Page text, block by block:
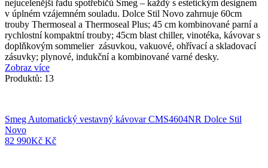
nejucelenější řadu spotřebičů Smeg – každý s estetickým designem
v úplném vzájemném souladu. Dolce Stil Novo zahrnuje 60cm
trouby Thermoseal a Thermoseal Plus; 45 cm kombinované parní a
rychlostní kompaktní trouby; 45cm blast chiller, vinotéka, kávovar s
doplňkovým sommelier zásuvkou, vakuové, ohřívací a skladovací
zásuvky; plynové, indukční a kombinované varné desky.
Zobraz více
Produktů: 13
Smeg Automatický vestavný kávovar CMS4604NR Dolce Stil
Novo
82 990Kč Kč